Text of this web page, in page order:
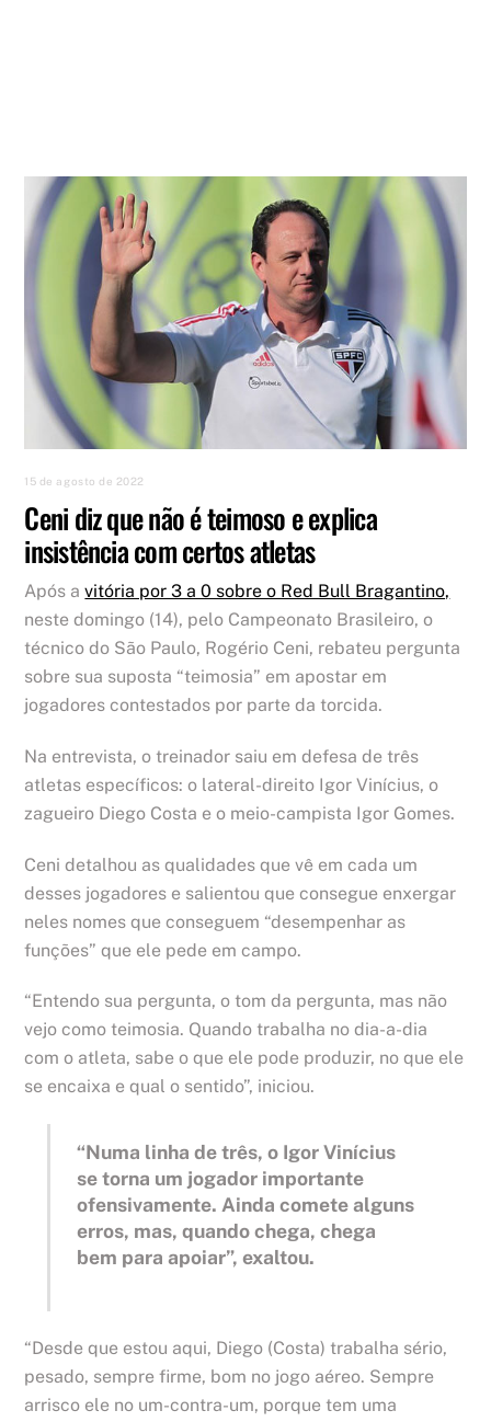
15 de agosto de 2022
Ceni diz que não é teimoso e explica
insistência com certos atletas
Após avitória por 3 a 0 sobre o Red Bull Bragantino,
neste domingo (14), pelo Campeonato Brasileiro, o
técnico do São Paulo, Rogério Ceni, rebateu pergunta
sobre sua suposta “teimosia” em apostar em
jogadores contestados por parte da torcida.
Na entrevista, o treinador saiu em defesa de três
atletas específicos: o lateral-direito Igor Vinícius, o
zagueiro Diego Costa e o meio-campista Igor Gomes.
Ceni detalhou as qualidades que vê em cada um
desses jogadores e salientou que consegue enxergar
neles nomes que conseguem “desempenhar as
funções” que ele pede em campo.
“Entendo sua pergunta, o tom da pergunta, mas não
vejo como teimosia. Quando trabalha no dia-a-dia
com o atleta, sabe o que ele pode produzir, no que ele
se encaixa e qual o sentido”, iniciou.
“Numa linha de três, o Igor Vinícius
se torna um jogador importante
ofensivamente. Ainda comete alguns
erros, mas, quando chega, chega
bem para apoiar”, exaltou.
“Desde que estou aqui, Diego (Costa) trabalha sério,
pesado, sempre firme, bom no jogo aéreo. Sempre
arrisco ele no um-contra-um, porque tem uma